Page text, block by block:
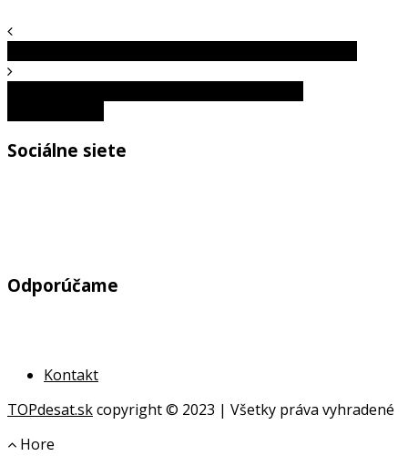
Sociálne siete
Odporúčame
Kontakt
TOPdesat.skcopyright © 2023 | Všetky práva vyhradené
Hore